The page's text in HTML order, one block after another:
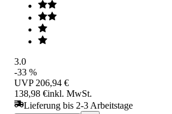
3.0
-33 %
UVP 206,94 €
138,98 €inkl. MwSt.
Lieferung bis 2-3 Arbeitstage